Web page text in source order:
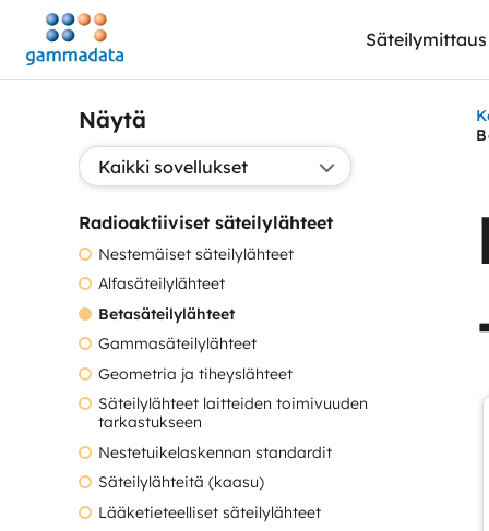
Siirry
pääsisältöönt
Säteilymittaus
Näytä
Valitse sovellus:
Radioaktiiviset säteilylähteet
Nestemäiset säteilylähteet
Alfasäteilylähteet
Betasäteilylähteet
Gammasäteilylähteet
Geometria ja tiheyslähteet
Säteilylähteet laitteiden toimivuuden
tarkastukseen
Nestetuikelaskennan standardit
Säteilylähteitä (kaasu)
Lääketieteelliset säteilylähteet